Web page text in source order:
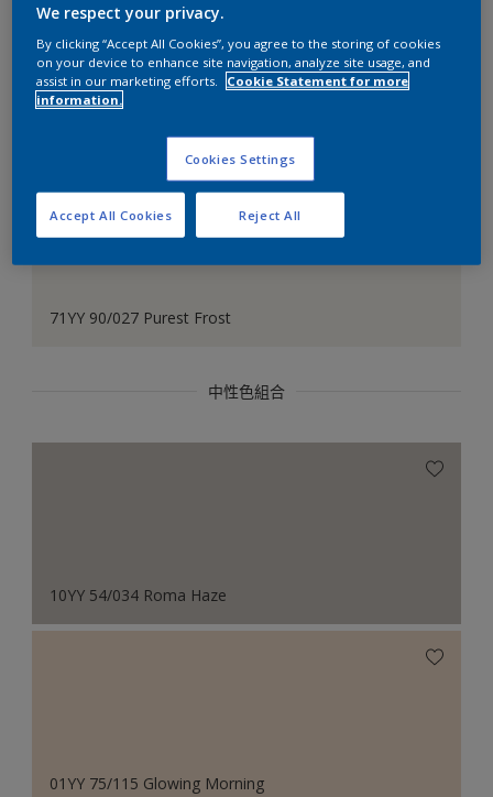
與之協調的色彩組合
71YY 90/027 Purest Frost
中性色組合
10YY 54/034 Roma Haze
01YY 75/115 Glowing Morning
We respect your privacy.
By clicking “Accept All Cookies”, you agree to the storing of cookies
on your device to enhance site navigation, analyze site usage, and
assist in our marketing efforts.
Cookie Statement for more
information.
Cookies Settings
Reject All
Accept All Cookies